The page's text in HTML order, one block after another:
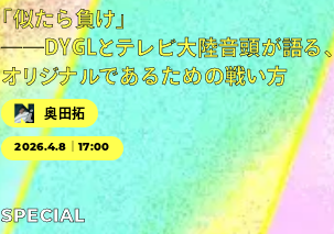
「似たら負け」
──DYGLとテレビ大陸音頭が語る
オリジナルであるための戦い方
奥田拓
2026.4.8｜17:00
SPECIAL